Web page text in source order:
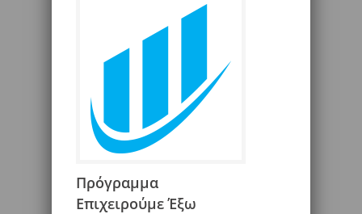
Πρόγραμμα
Επιχειρούμε Έξω